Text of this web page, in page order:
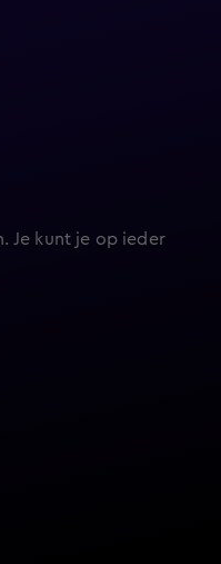
Je kunt je op ieder